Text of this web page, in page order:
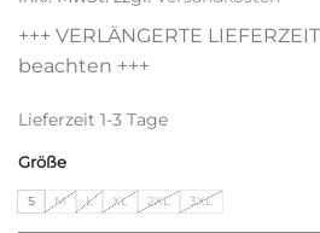
+++ VERLÄNGERTE
beachten +++
Lieferzeit 1-3 Tage
Größe
S M L XL 2XL 3XL